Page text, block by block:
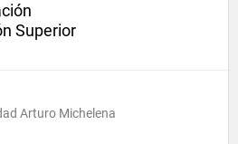
Superior
Arturo Michelena